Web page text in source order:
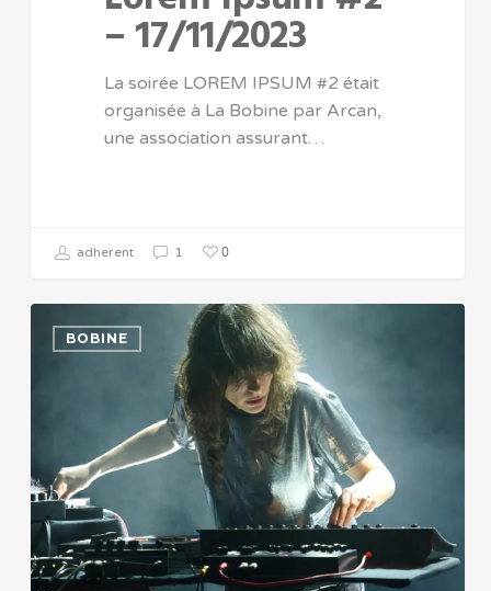
– 17/11/2023
La soirée LOREM IPSUM #2 était
organisée à La Bobine par Arcan,
une association assurant…
adherent 1 0
BOBINE